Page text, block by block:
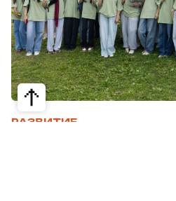
РАЗВИТИЕ